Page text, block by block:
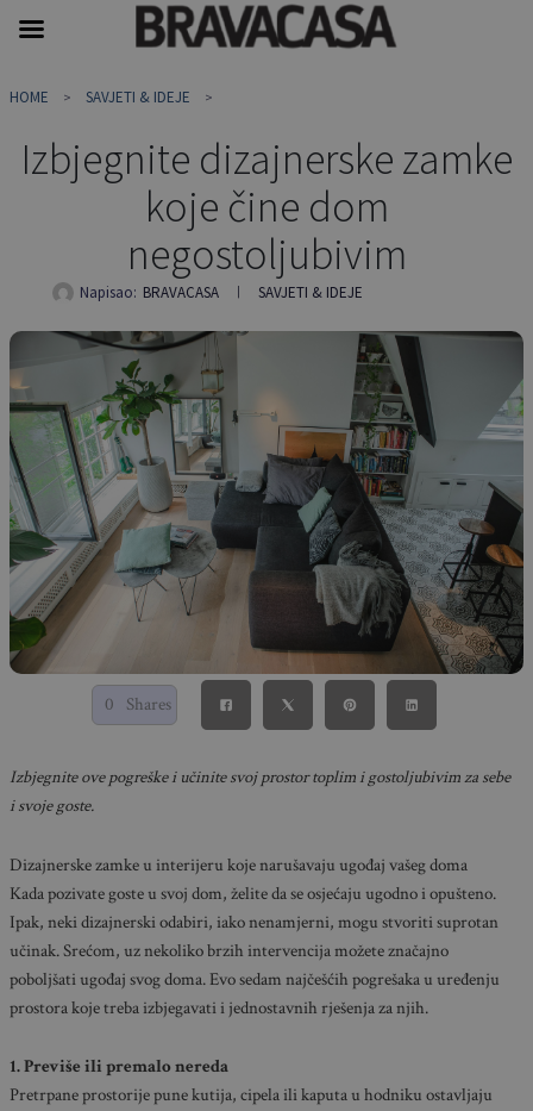
toHOME SAVJETI & IDEJE
Izbjegnite dizajnerske zamke
koje čine dom
negostoljubivim
Napisao: BRAVACASA SAVJETI & IDEJE
0 Shares
Izbjegnite ove pogreške i učinite svoj prostor toplim i gostoljubivim za sebe
i svoje goste.
Dizajnerske zamke u interijeru koje narušavaju ugođaj vašeg doma
Kada pozivate goste u svoj dom, želite da se osjećaju ugodno i opušteno.
Ipak, neki dizajnerski odabiri, iako nenamjerni, mogu stvoriti suprotan
učinak. Srećom, uz nekoliko brzih intervencija možete značajno
poboljšati ugođaj svog doma. Evo sedam najčešćih pogrešaka u uređenju
prostora koje treba izbjegavati i jednostavnih rješenja za njih.
1. Previše ili premalo nereda
Pretrpane prostorije pune kutija, cipela ili kaputa u hodniku ostavljaju